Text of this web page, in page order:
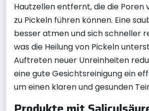
Hautzellen entfernt, die die Poren
zu Pickeln führen können. Eine
besser atmen und sich schneller
was die Heilung von Pickeln
Auftreten neuer Unreinheiten
eine gute Gesichtsreinigung ein
um einen klaren und gesunden